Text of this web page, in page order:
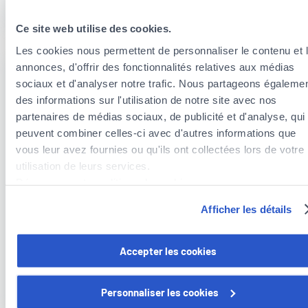
Ce site web utilise des cookies.
Les cookies nous permettent de personnaliser le contenu et
annonces, d'offrir des fonctionnalités relatives aux médias
sociaux et d'analyser notre trafic. Nous partageons
des informations sur l'utilisation de notre site avec nos
partenaires de médias sociaux, de publicité et d'analyse, qui
peuvent combiner celles-ci avec d'autres informations que
vous leur avez fournies ou qu'ils ont collectées lors de votre
utilisation de leurs services.
Vous avez la possibilité de retirer votre consentement à tout
moment en cliquant sur le lien "gestion des cookies" en bas
Afficher les détails
Accepter les cookies
Personnaliser les cookies
Mobility Joker
Are you no longer able to drive your vehicle? You can call
a taxi to organise your return home.
contracts taken out from 25 January 2021 or if the